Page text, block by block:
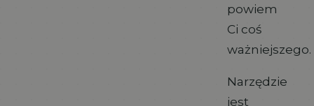
powiem
Ci coś
ważniejszego.
Narzędzie
jest